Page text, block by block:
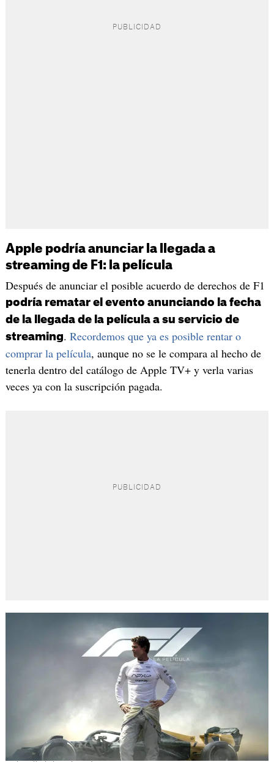
Apple podría anunciar la llegada a
streaming de F1: la película
Después de anunciar el posible acuerdo de derechos de F1
podría rematar el evento anunciando la fecha
de la llegada de la película a su servicio de
streaming. Recordemos que ya es posible rentar o
comprar la película, aunque no se le compara al hecho de
tenerla dentro del catálogo de Apple TV+ y verla varias
veces ya con la suscripción pagada.